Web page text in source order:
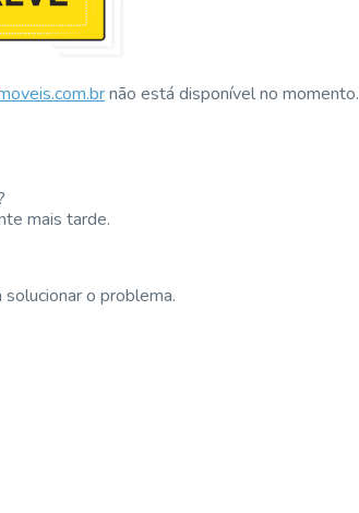
não está disponível no momento.
mais tarde.
solucionar o problema.